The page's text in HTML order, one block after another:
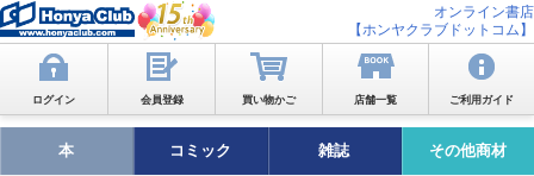
オンライン書店
【ホンヤクラブドットコム】
ログイン 会員登録 買い物かご 店舗一覧 ご利用ガイド
本 コミック 雑誌 その他商材